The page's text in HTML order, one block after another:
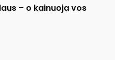
– o kainuoja vos